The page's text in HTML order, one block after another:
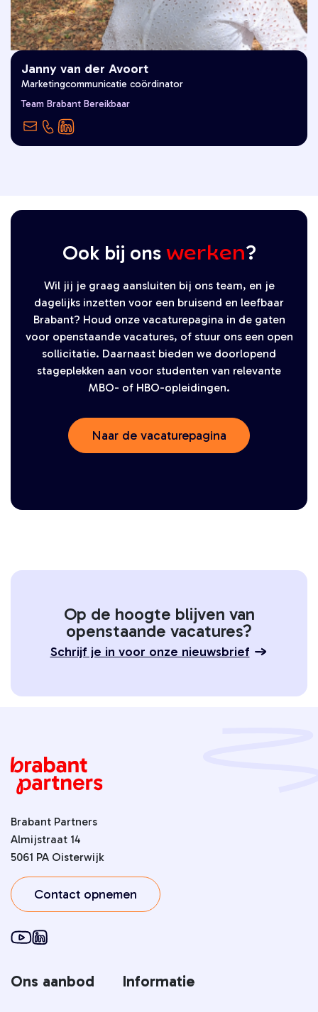
“Goed Leven is voor mij samen,
Janny van der Avoort
Marketingcommunicatie coördinator
Team Brabant Bereikbaar
Ook bij ons werken?
Wil jij je graag aansluiten bij ons team, en je
dagelijks inzetten voor een bruisend en leefbaar
Brabant? Houd onze vacaturepagina in de gaten
voor openstaande vacatures, of stuur ons een open
sollicitatie. Daarnaast bieden we doorlopend
stageplekken aan voor studenten van relevante
MBO- of HBO-opleidingen.
Naar de vacaturepagina
Op de hoogte blijven van
openstaande vacatures?
Schrijf je in voor onze nieuwsbrief
Brabant Partners
Almijstraat 14
5061 PA Oisterwijk
Contact opnemen
Ons aanbod Informatie